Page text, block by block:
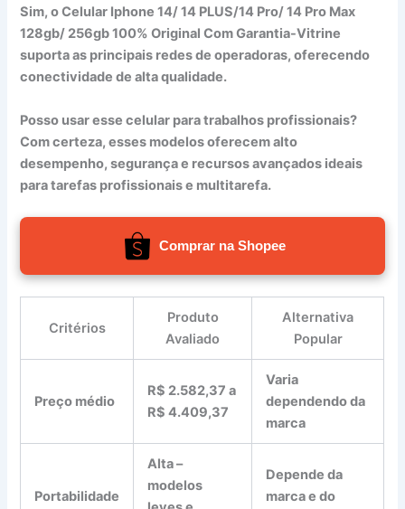
Sim, oCelular Iphone 14/ 14 PLUS/14 Pro/ 14 Pro Max
128gb/ 256gb 100% Original Com Garantia-Vitrine
suporta as principais redes de operadoras, oferecendo
conectividade de alta qualidade.
Posso usar esse celular para trabalhos profissionais?
Com certeza, esses modelos oferecem alto
desempenho, segurança e recursos avançados ideais
para tarefas profissionais e multitarefa.
Comprar na Shopee
Critérios
Produto
Avaliado
Alternativa
Popular
Preço médio
R$ 2.582,37 a
R$ 4.409,37
Varia
dependendo da
marca
Portabilidade
Alta –
modelos
Depende da
marca e do